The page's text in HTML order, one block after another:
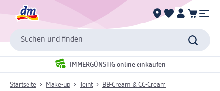
Suchen und finden
IMMERGÜNSTIG online einkaufen
Startseite Make-up Teint BB-Cream & CC-Cream